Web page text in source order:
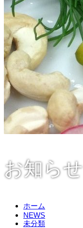
お知らせ
ホーム
NEWS
未分類